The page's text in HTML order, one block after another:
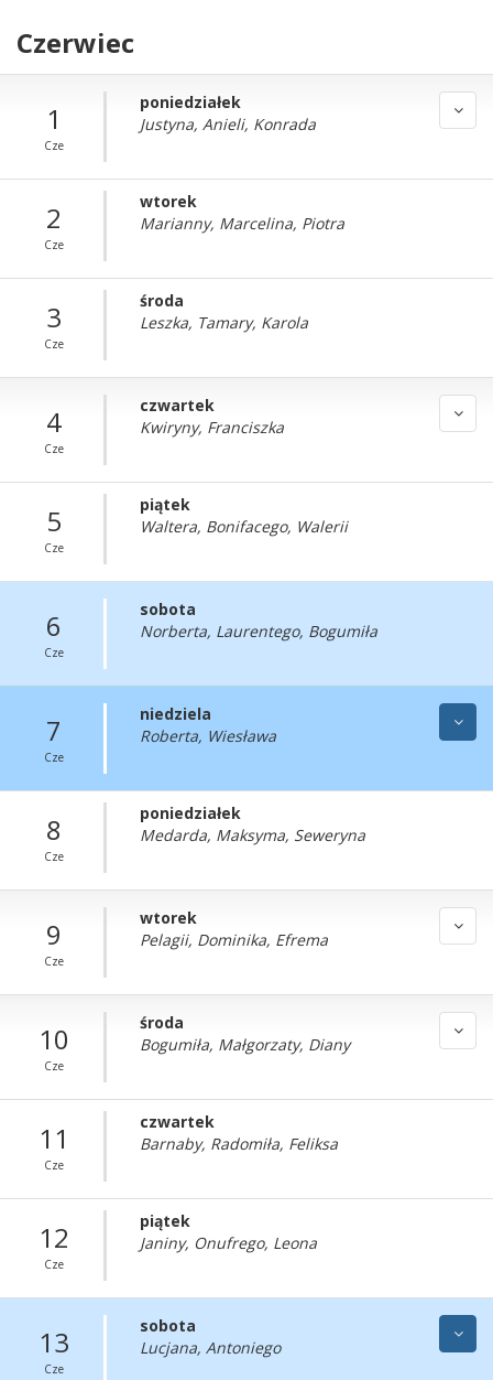
Czerwiec
1
Cze
poniedziałek
Justyna, Anieli, Konrada
2
Cze
wtorek
Marianny, Marcelina, Piotra
3
Cze
środa
Leszka, Tamary, Karola
4
Cze
czwartek
Kwiryny, Franciszka
5
Cze
piątek
Waltera, Bonifacego, Walerii
6
Cze
sobota
Norberta, Laurentego, Bogumiła
7
Cze
niedziela
Roberta, Wiesława
8
Cze
poniedziałek
Medarda, Maksyma, Seweryna
9
Cze
wtorek
Pelagii, Dominika, Efrema
10
Cze
środa
Bogumiła, Małgorzaty, Diany
11
Cze
czwartek
Barnaby, Radomiła, Feliksa
12
Cze
piątek
Janiny, Onufrego, Leona
13
Cze
sobota
Lucjana, Antoniego